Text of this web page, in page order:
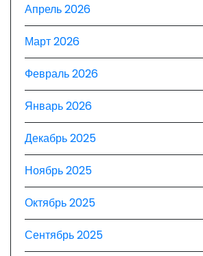
Апрель 2026
Март 2026
Февраль 2026
Январь 2026
Декабрь 2025
Ноябрь 2025
Октябрь 2025
Сентябрь 2025